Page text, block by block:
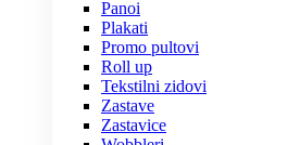
Panoi
Plakati
Promo pultovi
Roll up
Tekstilni zidovi
Zastave
Zastavice